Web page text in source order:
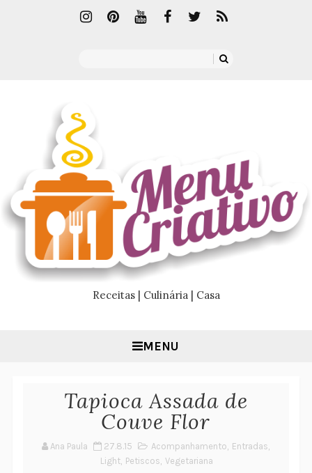
Receitas | Culinária | Casa
MENU
Tapioca Assada de
Couve Flor
Ana Paula 27.8.15 Acompanhamento, Entradas,
Light, Petiscos, Vegetariana